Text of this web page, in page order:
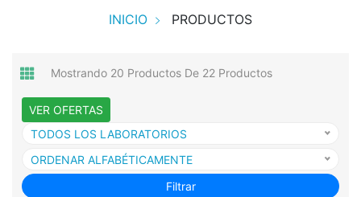
INICIO PRODUCTOS
Mostrando 20 Productos De 22 Productos
VER OFERTAS
TODOS LOS LABORATORIOS
ORDENAR ALFABÉTICAMENTE
Filtrar